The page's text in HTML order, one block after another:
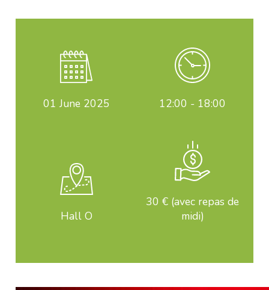
01 June 2025 12:00 - 18:00
Hall O
30 € (avec repas de
midi)